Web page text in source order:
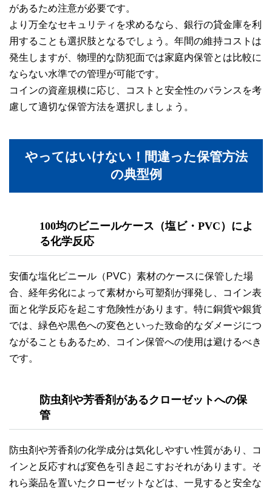
があるため注意が必要です。
より万全なセキュリティを求めるなら、銀行の貸金庫を利
用することも選択肢となるでしょう。年間の維持コストは
発生しますが、物理的な防犯面では家庭内保管とは比較に
ならない水準での管理が可能です。
コインの資産規模に応じ、コストと安全性のバランスを考
慮して適切な保管方法を選択しましょう。
やってはいけない！間違った保管方法
の典型例
100均のビニールケース（塩ビ・PVC）によ
る化学反応
安価な塩化ビニール（PVC）素材のケースに保管した場
合、経年劣化によって素材から可塑剤が揮発し、コイン表
面と化学反応を起こす危険性があります。特に銅貨や銀貨
では、緑色や黒色への変色といった致命的なダメージにつ
ながることもあるため、コイン保管への使用は避けるべき
です。
防虫剤や芳香剤があるクローゼットへの保
管
防虫剤や芳香剤の化学成分は気化しやすい性質があり、コ
インと反応すれば変色を引き起こすおそれがあります。そ
れら薬品を置いたクローゼットなどは、一見すると安全な